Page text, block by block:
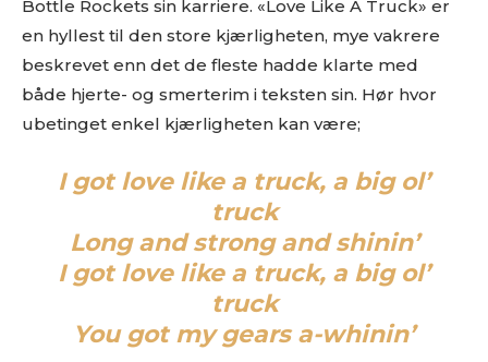
Det er lov å purre oss opp etter en liten stund.
din er godt innafor.
Bottle Rockets sin karriere. «Love Like A Truck» er
en hyllest til den store kjærligheten, mye vakrere
beskrevet enn det de fleste hadde klarte med
både hjerte- og smerterim i teksten sin. Hør hvor
ubetinget enkel kjærligheten kan være;
I got love like a truck, a big ol’
truck
Long and strong and shinin’
I got love like a truck, a big ol’
truck
You got my gears a-whinin’